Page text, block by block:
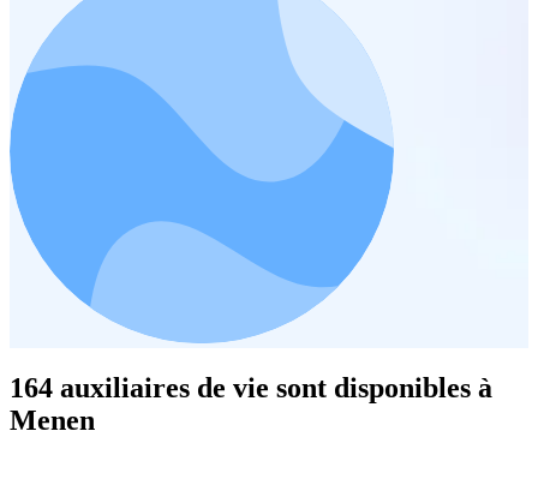
164 auxiliaires de vie sont disponibles à
Menen